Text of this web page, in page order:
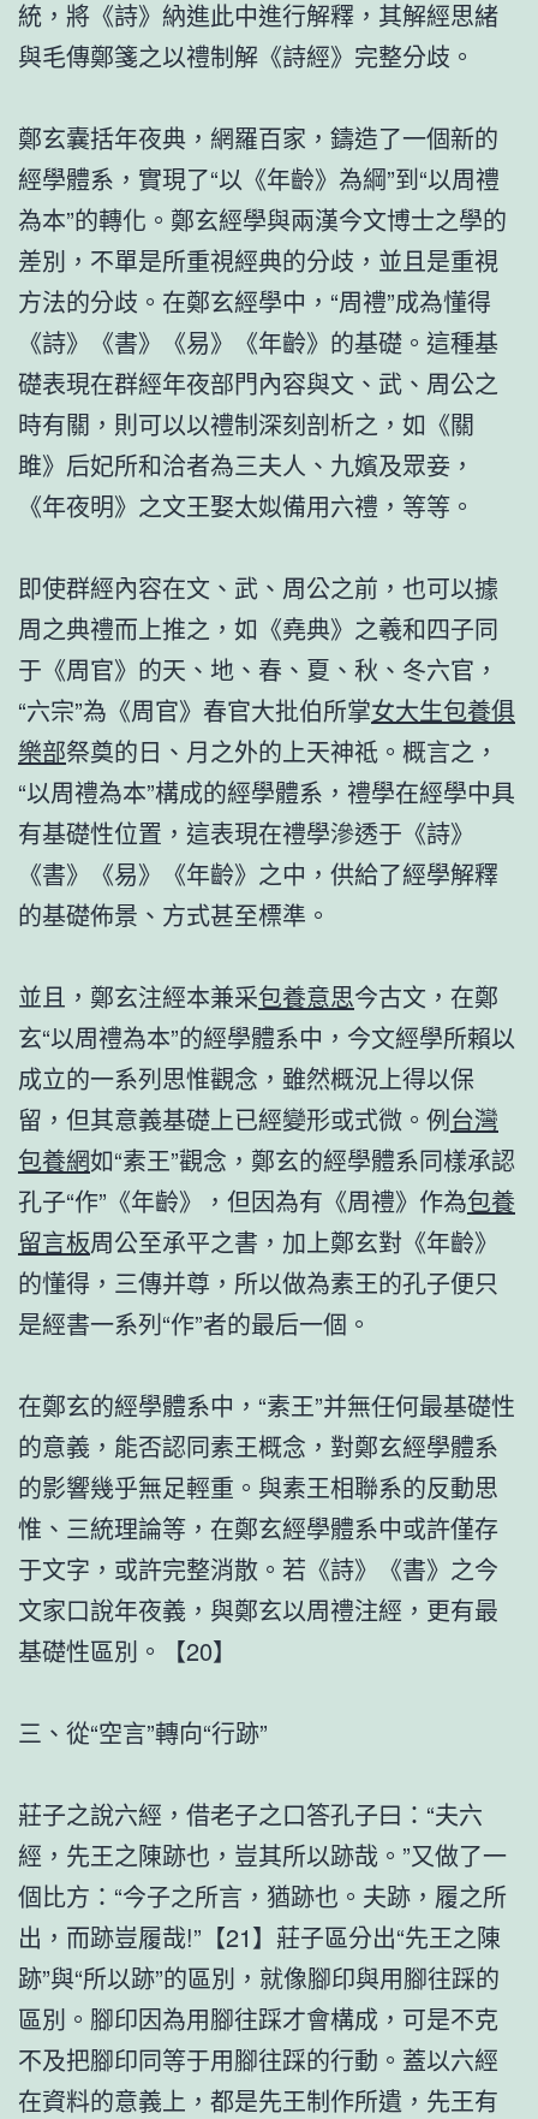
統，將《詩》納進此中進行解釋，其解經思緒
與毛傳鄭箋之以禮制解《詩經》完整分歧。
鄭玄囊括年夜典，網羅百家，鑄造了一個新的
經學體系，實現了“以《年齡》為綱”到“以周禮
為本”的轉化。鄭玄經學與兩漢今文博士之學的
差別，不單是所重視經典的分歧，並且是重視
方法的分歧。在鄭玄經學中，“周禮”成為懂得
《詩》《書》《易》《年齡》的基礎。這種基
礎表現在群經年夜部門內容與文、武、周公之
時有關，則可以以禮制深刻剖析之，如《關
雎》后妃所和洽者為三夫人、九嬪及眾妾，
《年夜明》之文王娶太姒備用六禮，等等。
即使群經內容在文、武、周公之前，也可以據
周之典禮而上推之，如《堯典》之羲和四子同
于《周官》的天、地、春、夏、秋、冬六官，
“六宗”為《周官》春官大批伯所掌女大生包養俱
樂部祭奠的日、月之外的上天神祗。概言之，
“以周禮為本”構成的經學體系，禮學在經學中具
有基礎性位置，這表現在禮學滲透于《詩》
《書》《易》《年齡》之中，供給了經學解釋
的基礎佈景、方式甚至標準。
並且，鄭玄注經本兼采包養意思今古文，在鄭
玄“以周禮為本”的經學體系中，今文經學所賴以
成立的一系列思惟觀念，雖然概況上得以保
留，但其意義基礎上已經變形或式微。例台灣
包養網如“素王”觀念，鄭玄的經學體系同樣承認
孔子“作”《年齡》，但因為有《周禮》作為包養
留言板周公至承平之書，加上鄭玄對《年齡》
的懂得，三傳并尊，所以做為素王的孔子便只
是經書一系列“作”者的最后一個。
在鄭玄的經學體系中，“素王”并無任何最基礎性
的意義，能否認同素王概念，對鄭玄經學體系
的影響幾乎無足輕重。與素王相聯系的反動思
惟、三統理論等，在鄭玄經學體系中或許僅存
于文字，或許完整消散。若《詩》《書》之今
文家口說年夜義，與鄭玄以周禮注經，更有最
基礎性區別。【20】
三、從“空言”轉向“行跡”
莊子之說六經，借老子之口答孔子曰：“夫六
經，先王之陳跡也，豈其所以跡哉。”又做了一
個比方：“今子之所言，猶跡也。夫跡，履之所
出，而跡豈履哉!”【21】莊子區分出“先王之陳
跡”與“所以跡”的區別，就像腳印與用腳往踩的
區別。腳印因為用腳往踩才會構成，可是不克
不及把腳印同等于用腳往踩的行動。蓋以六經
在資料的意義上，都是先王制作所遺，先王有